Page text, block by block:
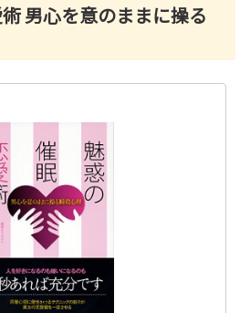
男心を意のままに操る